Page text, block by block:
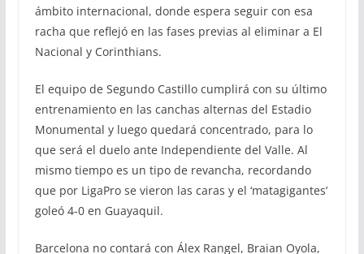
ámbito internacional, donde espera seguir con esa
racha que reflejó en las fases previas al eliminar a El
Nacional y Corinthians.
El equipo de Segundo Castillo cumplirá con su último
entrenamiento en las canchas alternas del Estadio
Monumental y luego quedará concentrado, para lo
que será el duelo ante Independiente del Valle. Al
mismo tiempo es un tipo de revancha, recordando
que por LigaPro se vieron las caras y el ‘matagigantes’
goleó 4-0 en Guayaquil.
Barcelona no contará con Álex Rangel, Braian Oyola,